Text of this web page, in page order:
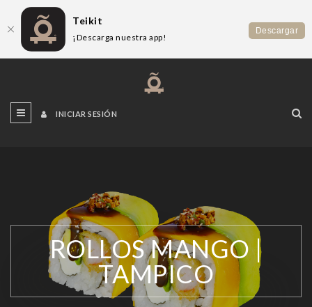
INICIAR SESIÓN
ROLLOS MANGO |
TAMPICO
Teikit
¡Descarga nuestra app!
Descargar